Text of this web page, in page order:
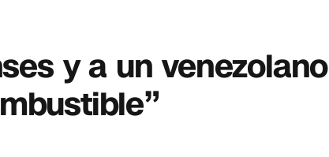
y a un venezolano